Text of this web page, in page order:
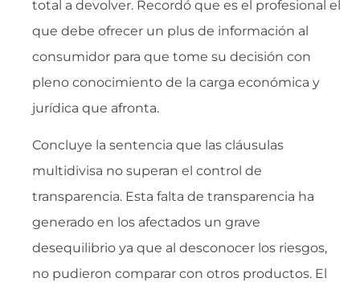
total a devolver. Recordó que es el profesional el
que debe ofrecer un plus de información al
consumidor para que tome su decisión con
pleno conocimiento de la carga económica y
jurídica que afronta.
Concluye la sentencia que las cláusulas
multidivisa no superan el control de
transparencia. Esta falta de transparencia ha
generado en los afectados un grave
desequilibrio ya que al desconocer los riesgos,
no pudieron comparar con otros productos. El